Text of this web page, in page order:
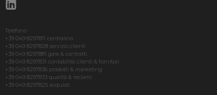
Telefono
+39 049 8297811 centralino
+39 049 8297828 servizio clienti
+39 049 8297881 gare & contratti
+39 049 8297831 contabilità clienti & fornitori
+39 049 8297836 prodotti & marketing
+39 049 8297833 qualità & reclami
+39 049 8297825 acquisti